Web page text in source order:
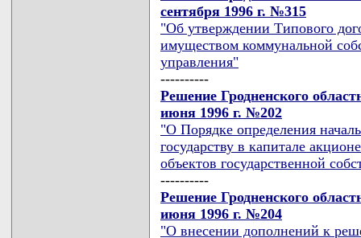
сентября 1996 г. №315
"Об утверждении Типового
имуществом коммунальной
управления"
----------
Решение Гродненского
июня 1996 г. №202
"О Порядке определения
государству в капитале
объектов государственной
----------
Решение Гродненского
июня 1996 г. №204
"О внесении дополнений к